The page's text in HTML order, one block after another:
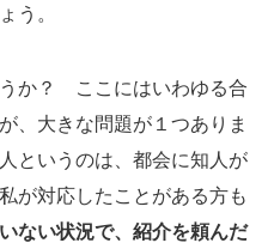
う。
うか？ ここにはいわゆる合
、大きな問題が１つありま
というのは、都会に知人が
が対応したことがある方も
ない状況で、紹介を頼んだ